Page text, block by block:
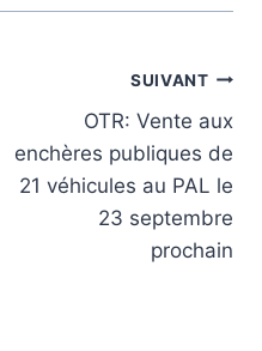
SUIVANT
OTR: Vente aux
enchères publiques de
21 véhicules au PAL le
23 septembre
prochain